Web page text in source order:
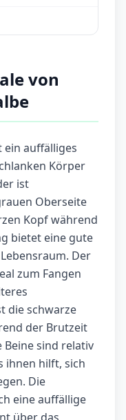
von
ein auffälliges
Körper
ist
Oberseite
Kopf während
bietet eine gute
Der
zum Fangen
die schwarze
der Brutzeit
sind relativ
ihnen hilft, sich
Die
eine auffällige